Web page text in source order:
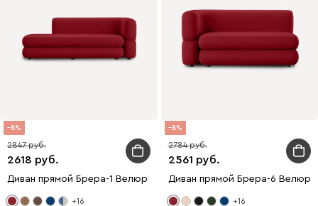
8
2618
2847
Диван прямой Брера-1 Велюр Красный
+16
8
2561
2784
Диван прямой Брера-6 Велюр
+16